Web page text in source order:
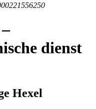
dienst
Hexel